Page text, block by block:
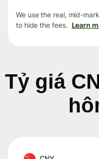
We use the real, mid-
to hide the fees. Learn
Tỷ giá